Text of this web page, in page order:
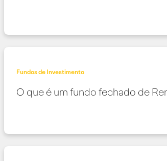
Fundos de Investimento
O que é um fundo fechado de